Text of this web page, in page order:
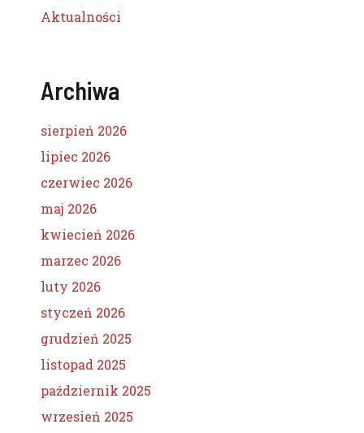
Aktualności
Archiwa
sierpień 2026
lipiec 2026
czerwiec 2026
maj 2026
kwiecień 2026
marzec 2026
luty 2026
styczeń 2026
grudzień 2025
listopad 2025
październik 2025
wrzesień 2025